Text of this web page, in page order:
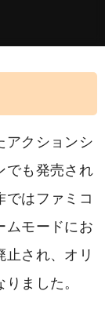
アクションシ
でも発売され
ではファミコ
ムモードにお
止され、オリ
ました。